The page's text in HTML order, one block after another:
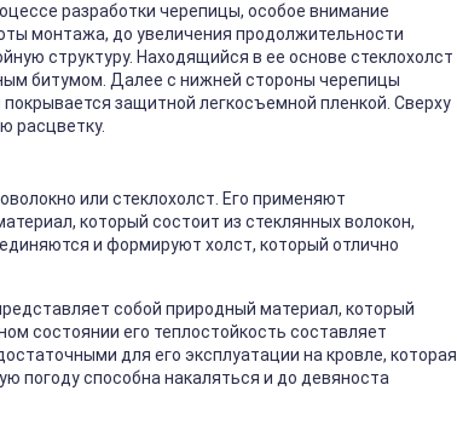
разработки черепицы, особое внимание
монтажа, до увеличения продолжительности
структуру. Находящийся в ее основе стеклохолст
битумом. Далее с нижней стороны черепицы
защитной легкосъемной пленкой. Сверху
расцветку.
или стеклохолст. Его применяют
который состоит из стеклянных волокон,
и формируют холст, который отлично
собой природный материал, который
состоянии его теплостойкость составляет
для его эксплуатации на кровле, которая
погоду способна накаляться и до девяноста